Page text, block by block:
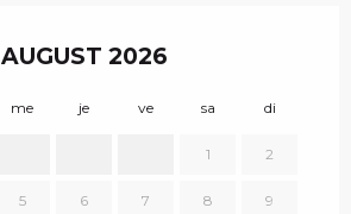
AUGUST 2026
me je ve sa di
1 2
5 6 7 8 9